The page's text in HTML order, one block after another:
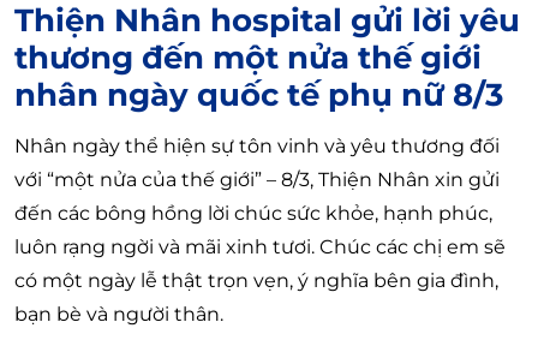
Thiện Nhân hospital gửi lời yêu
thương đến một nửa thế giới
nhân ngày quốc tế phụ nữ 8/3
Nhân ngày thể hiện sự tôn vinh và yêu thương đối
với “một nửa của thế giới” – 8/3, Thiện Nhân xin gửi
đến các bông hồng lời chúc sức khỏe, hạnh phúc,
luôn rạng ngời và mãi xinh tươi. Chúc các chị em sẽ
có một ngày lễ thật trọn vẹn, ý nghĩa bên gia đình,
bạn bè và người thân.